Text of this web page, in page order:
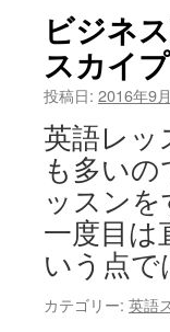
ビジネ
スカイ
投稿日: 2016年9
英語レッ
も多い
ッスン
一度目は
いう点
カテゴリー: 英語